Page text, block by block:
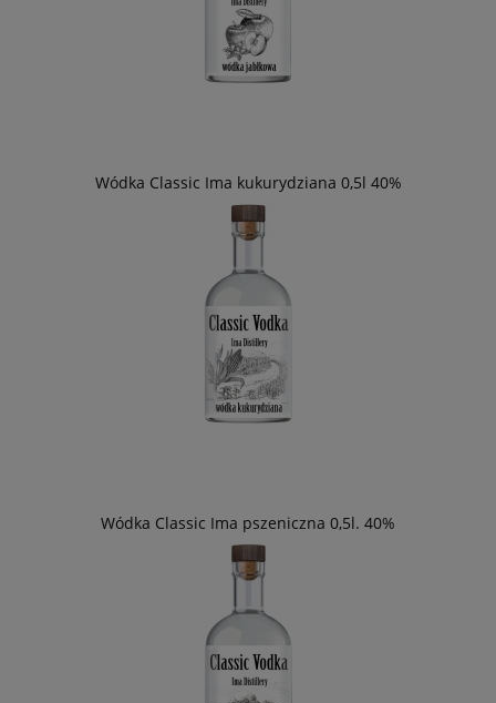
Wódka Classic Ima kukurydziana 0,5l 40%
Wódka Classic Ima pszeniczna 0,5l. 40%